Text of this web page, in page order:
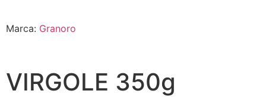
Marca: Granoro
VIRGOLE 350g